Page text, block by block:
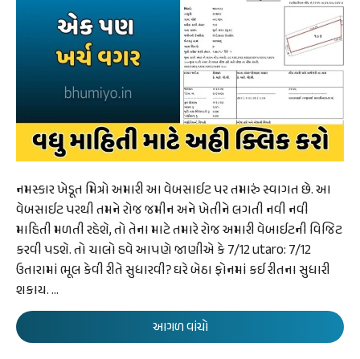
નમસ્કાર ખેડૂત મિત્રો અમારી આ વેબસાઈટ પર તમારું સ્વાગત છે. આ
વેબસાઈટ પરથી તમને રોજ જમીન અને ખેતીને લગતી નવી નવી
માહિતી મળતી રહેશે, તો તેના માટે તમારે રોજ અમારી વેબાઈટની વિજિટ
કરવી પડશે. તો ચાલો હવે આપણે જાણીએ કે 7/12 utaro: 7/12
ઉતારામાં ભૂલ કેવી રીતે સુધારવી? ઘરે બેઠા ફોનમાં કઈ રીતના સુધારી
શકાય. …
આગળ વાંચો